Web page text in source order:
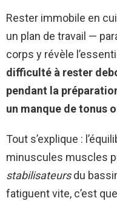
Rester immobile en
un plan de travail —
corps y révèle
difficulté à rester
pendant la
un manque de tonus
Tout s’explique :
minuscules muscles
stabilisateursdu
fatiguent vite, c’est